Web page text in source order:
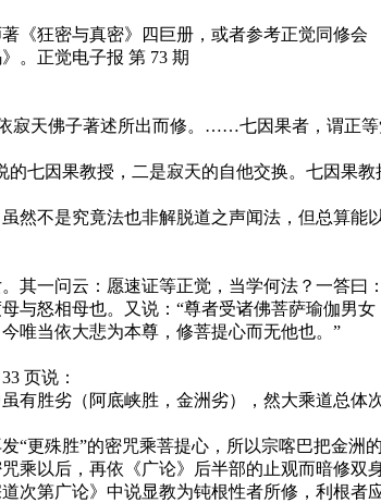
狂密与真密》四巨册，或者参考正觉同修会
。正觉电子报 第 73 期
天佛子著述所出而修。……七因果者，谓正等
因果教授，二是寂天的自他交换。七因果
不是究竟法也非解脱道之声闻法，但总算能
一问云：愿速证等正觉，当学何法？一答曰
与怒相母也。又说：“尊者受诸佛菩萨瑜伽男
唯当依大悲为本尊，修菩提心而无他也。”
页说：
胜劣（阿底峡胜，金洲劣），然大乘道总体
殊胜”的密咒乘菩提心，所以宗喀巴把金洲
乘以后，再依《广论》后半部的止观而暗修
次第广论》中说显教为钝根性者所修，利根